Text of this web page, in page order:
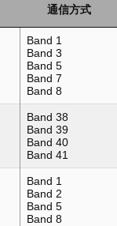
通信方式
Band 1
Band 3
Band 5
Band 7
Band 8
Band 38
Band 39
Band 40
Band 41
Band 1
Band 2
Band 5
Band 8